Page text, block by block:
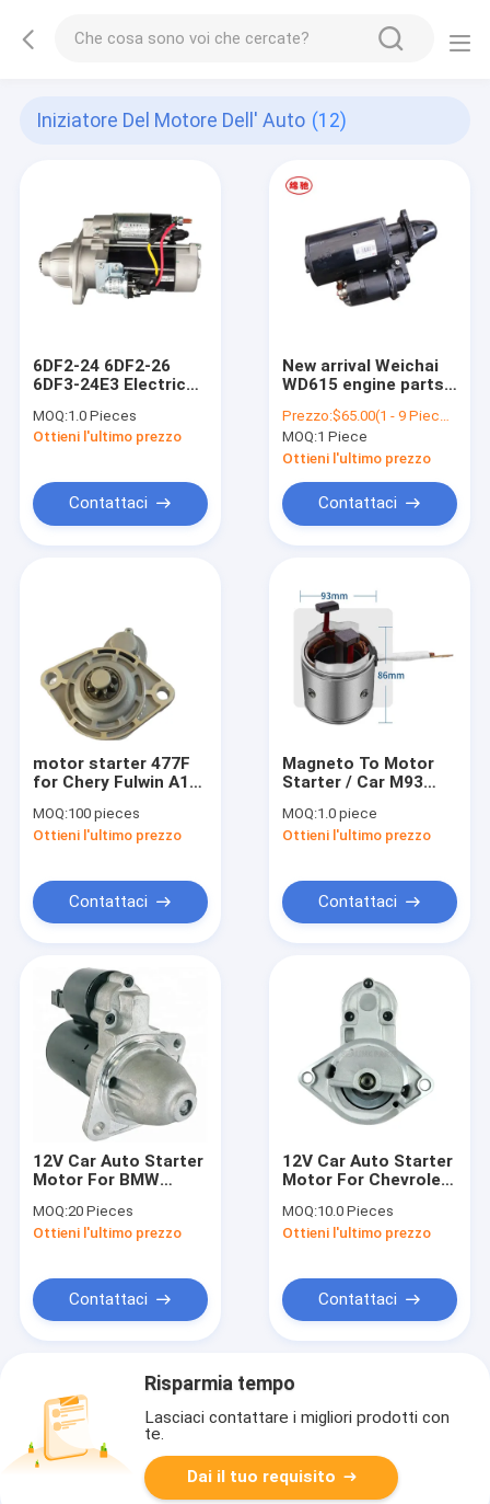
Iniziatore Del Motore Dell' Auto (12)
6DF2-24 6DF2-26
6DF3-24E3 Electric
Systems Auto
Starter QDJ276AT
MOQ:1.0 Pieces
Ottieni l'ultimo prezzo
Contattaci
New arrival Weichai
WD615 engine parts
612600090340
WD61509QD for
heavt-duty truck
Prezzo:$65.00(1 - 9 Pieces) $59.70(>=10 Pieces)
MOQ:1 Piece
Ottieni l'ultimo prezzo
Contattaci
motor starter 477F
for Chery Fulwin A11-
3708110
MOQ:100 pieces
Ottieni l'ultimo prezzo
Contattaci
Magneto To Motor
Starter / Car M93
Stators Coil Core
Lamination
MOQ:1.0 piece
Ottieni l'ultimo prezzo
Contattaci
12V Car Auto Starter
Motor For BMW
0001107423
0001107424 CS1412
MOQ:20 Pieces
Ottieni l'ultimo prezzo
Contattaci
12V Car Auto Starter
Motor For Chevrolet
0001107098 CS1188
112431 Lester/WAI
MOQ:10.0 Pieces
Ottieni l'ultimo prezzo
Contattaci
Risparmia tempo
Lasciaci contattare i migliori prodotti con
te.
Dai il tuo requisito